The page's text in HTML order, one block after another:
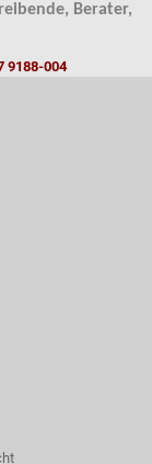
Berater,
9188-004